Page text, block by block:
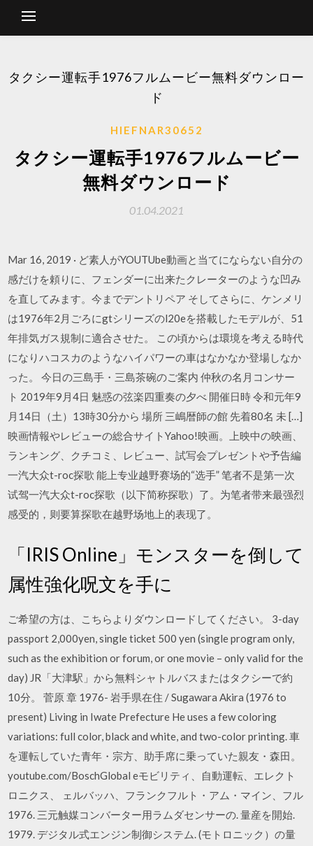
タクシー運転手1976フルムービー無料ダウンロー
ド
HIEFNAR30652
タクシー運転手1976フルムービー
無料ダウンロード
01.04.2021
Mar 16, 2019 · ど素人がYOUTUbe動画と当てにならない自分の
感だけを頼りに、フェンダーに出来たクレーターのような凹み
を直してみます。今までデントリペア そしてさらに、ケンメリ
は1976年2月ごろにgtシリーズのl20eを搭載したモデルが、51
年排気ガス規制に適合させた。 この頃からは環境を考える時代
になりハコスカのようなハイパワーの車はなかなか登場しなか
った。 今日の三島手・三島茶碗のご案内 仲秋の名月コンサー
ト 2019年9月4日 魅惑の弦楽四重奏の夕べ 開催日時 令和元年9
月14日（土）13時30分から 場所 三嶋暦師の館 先着80名 未 […]
映画情報やレビューの総合サイトYahoo!映画。上映中の映画、
ランキング、クチコミ、レビュー、試写会プレゼントや予告編
一汽大众t-roc探歌 能上专业越野赛场的“选手” 笔者不是第一次
试驾一汽大众t-roc探歌（以下简称探歌）了。为笔者带来最强烈
感受的，则要算探歌在越野场地上的表现了。
「IRIS Online」モンスターを倒して
属性強化呪文を手に
ご希望の方は、こちらよりダウンロードしてください。 3-day
passport 2,000yen, single ticket 500 yen (single program only,
such as the exhibition or forum, or one movie – only valid for the
day) JR「大津駅」から無料シャトルバスまたはタクシーで約
10分。 菅原 章 1976- 岩手県在住 / Sugawara Akira (1976 to
present) Living in Iwate Prefecture He uses a few coloring
variations: full color, black and white, and two-color printing. 車
を運転していた青年・宗方、助手席に乗っていた親友・森田。
youtube.com/BoschGlobal eモビリティ、自動運転、エレクト
ロニクス、 ェルバッハ、フランクフルト・アム・マイン、フル
1976. 三元触媒コンバーター用ラムダセンサーの. 量産を開始.
1979. デジタル式エンジン制御システム. (モトロニック）の量